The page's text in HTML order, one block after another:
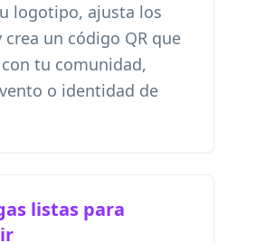
logotipo, ajusta los
crea un código QR que
tu comunidad,
o identidad de
listas para